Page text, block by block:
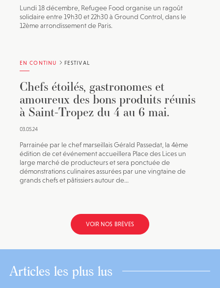
Lundi 18 décembre, Refugee Food organise un ragoût
solidaire entre 19h30 et 22h30 à Ground Control, dans le
12ème arrondissement de Paris.
EN CONTINU FESTIVAL
Chefs étoilés, gastronomes et
amoureux des bons produits réunis
à Saint-Tropez du 4 au 6 mai.
03.05.24
Parrainée par le chef marseillais Gérald Passedat, la 4ème
édition de cet événement accueillera Place des Lices un
large marché de producteurs et sera ponctuée de
démonstrations culinaires assurées par une vingtaine de
grands chefs et pâtissiers autour de...
VOIR NOS BRÈVES
Articles les plus lus